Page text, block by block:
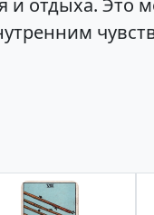
отдыха. Это